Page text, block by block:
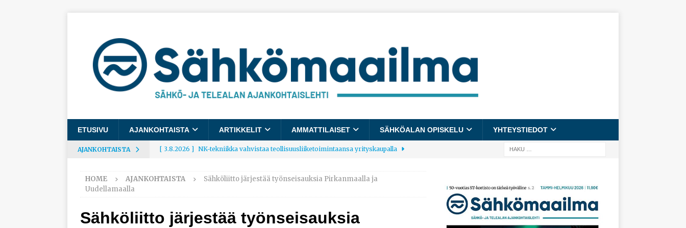
ETUSIVU AJANKOHTAISTA ARTIKKELIT AMMATTILAISET SÄHKÖALAN OPISKELU YHTEYSTIEDOT
AJANKOHTAISTA [ 3.8.2026 ] NK-tekniikka vahvistaa teollisuusliiketoimintaansa yrityskaupalla
[ 3.8.2026 ] Rakennusalalle tulee käyttöön yhteinen kestävyysraportointimalli
[ 3.8.2026 ] Työelämägallup: Pienet työpaikat saavat parhaat arvosanat
HOME AJANKOHTAISTA
Sähköliitto järjestää työnseisauksia Pirkanmaalla ja
Uudellamaalla
Sähköliitto järjestää työnseisauksia